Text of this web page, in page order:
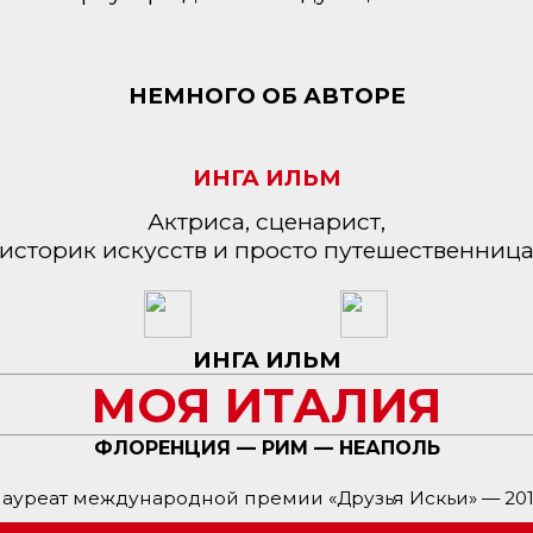
НЕМНОГО ОБ АВТОРЕ
ИНГА ИЛЬМ
Актриса, сценарист,
историк искусств и просто путешественница
ИНГА ИЛЬМ
МОЯ ИТАЛИЯ
ФЛОРЕНЦИЯ — РИМ — НЕАПОЛЬ
международной премии «Друзья Искьи» —